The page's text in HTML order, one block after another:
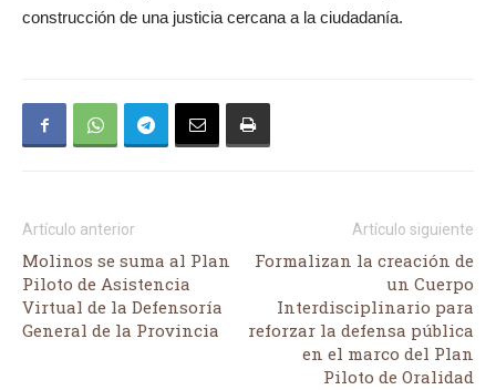
construcción de una justicia cercana a la ciudadanía.
Artículo anterior
Molinos se suma al Plan
Piloto de Asistencia
Virtual de la Defensoría
General de la Provincia
Artículo siguiente
Formalizan la creación de
un Cuerpo
Interdisciplinario para
reforzar la defensa pública
en el marco del Plan
Piloto de Oralidad